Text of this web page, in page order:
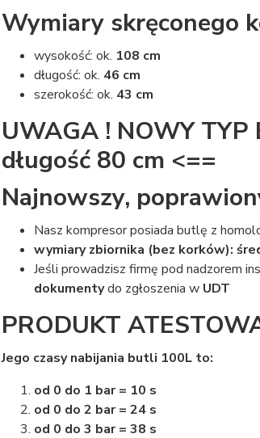
Wymiary skręconego
wysokość: ok. 108 cm
długość: ok. 46 cm
szerokość: ok. 43 cm
UWAGA ! NOWY
długość 80 cm <==
Najnowszy,
Nasz kompresor posiada butlę z
wymiary zbiornika (bez korków):
Jeśli prowadzisz firmę pod nadzorem
dokumentydo zgłoszenia w UDT
PRODUKT
Jego czasy nabijania butli 100L to:
od 0 do 1 bar = 10 s
od 0 do 2 bar = 24 s
od 0 do 3 bar = 38 s